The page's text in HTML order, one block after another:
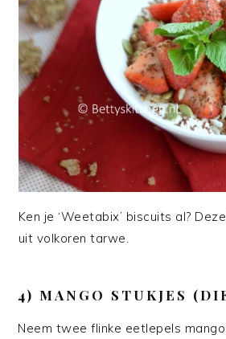
Ken je ‘Weetabix’ biscuits al?
uit volkoren tarwe.
4) MANGO STUKJES
Neem twee flinke eetlepels